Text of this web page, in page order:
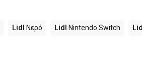
Lidl Νερό Lidl Nintendo Switch Lidl